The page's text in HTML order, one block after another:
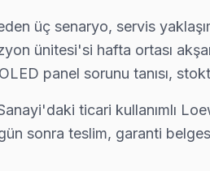
üç senaryo, servis
ünitesi'si hafta ortası
panel sorunu tanısı,
ticari kullanımlı
sonra teslim, garanti